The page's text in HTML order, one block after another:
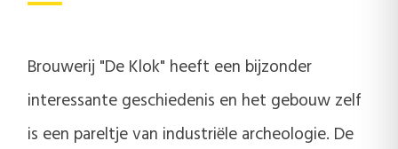
Brouwerij "De Klok" heeft een bijzonder
interessante geschiedenis en het gebouw zelf
is een pareltje van industriële archeologie. De